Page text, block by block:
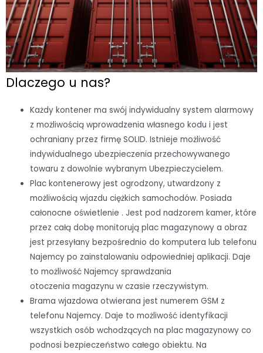
Dlaczego u nas?
Każdy kontener ma swój indywidualny system alarmowy
z możliwością wprowadzenia własnego kodu i jest
ochraniany przez firmę SOLID. Istnieje możliwość
indywidualnego ubezpieczenia przechowywanego
towaru z dowolnie wybranym Ubezpieczycielem.
Plac kontenerowy jest ogrodzony, utwardzony z
możliwością wjazdu ciężkich samochodów. Posiada
całonocne oświetlenie . Jest pod nadzorem kamer, które
przez całą dobę monitorują plac magazynowy a obraz
jest przesyłany bezpośrednio do komputera lub telefonu
Najemcy po zainstalowaniu odpowiedniej aplikacji. Daje
to możliwość Najemcy sprawdzania
otoczenia magazynu w czasie rzeczywistym.
Brama wjazdowa otwierana jest numerem GSM z
telefonu Najemcy. Daje to możliwość identyfikacji
wszystkich osób wchodzących na plac magazynowy co
podnosi bezpieczeństwo całego obiektu. Na